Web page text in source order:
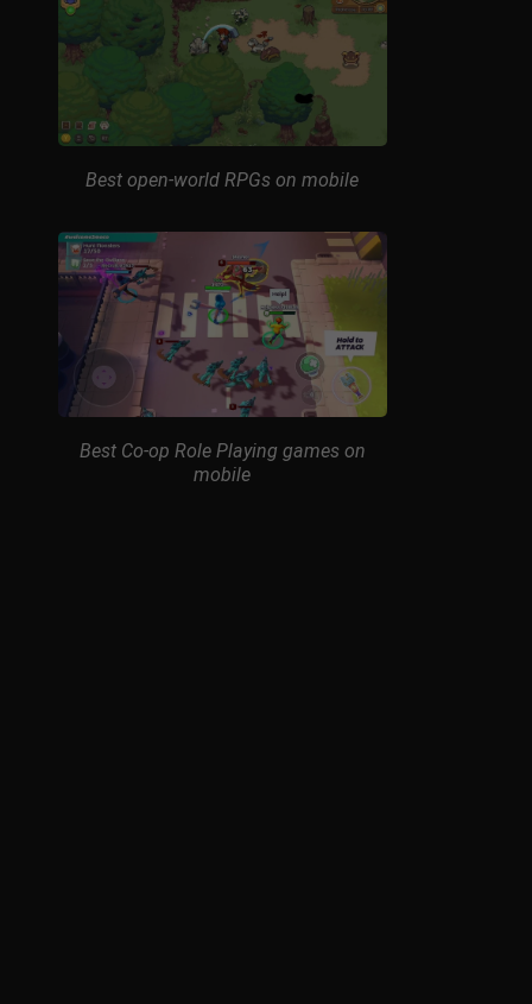
Best open-world RPGs on mobile
Best Co-op Role Playing games on
mobile